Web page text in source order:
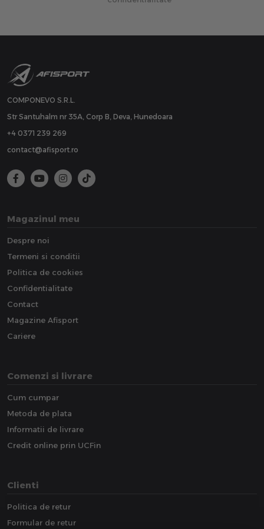
COMPONEVO S.R.L.
Str Santuhalm nr 35A, Corp B, Deva, Hunedoara
+4 0371 239 269
contact@afisport.ro
Magazinul meu
Despre noi
Termeni si conditii
Politica de cookies
Confidentialitate
Contact
Magazine Afisport
Cariere
Comenzi si livrare
Cum cumpar
Metoda de plata
Informatii de livrare
Credit online prin UCFin
Clienti
Politica de retur
Formular de retur